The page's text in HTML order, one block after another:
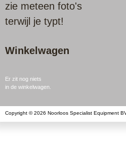
zie meteen foto's
terwijl je typt!
Winkelwagen
Er zit nog niets
in de winkelwagen.
Copyright © 2026 Noorloos Specialist Equipment